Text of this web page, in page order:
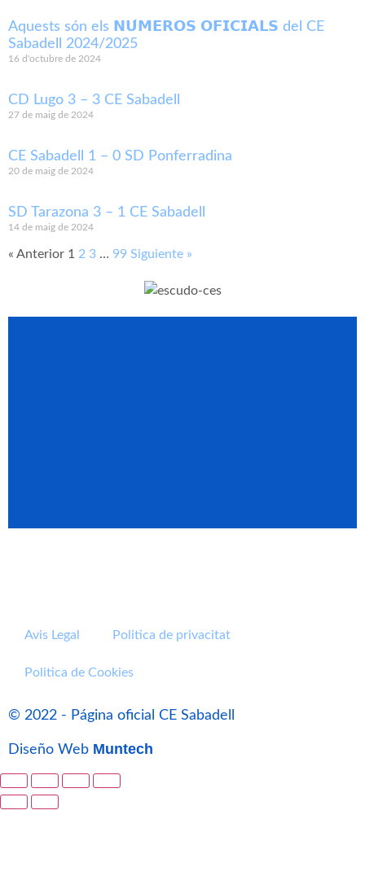
Aquests són els 𝗡𝗨́𝗠𝗘𝗥𝗢𝗦 𝗢𝗙𝗜𝗖𝗜𝗔𝗟𝗦 del CE
Sabadell 2024/2025
16 d'octubre de 2024
CD Lugo 3 – 3 CE Sabadell
27 de maig de 2024
CE Sabadell 1 – 0 SD Ponferradina
20 de maig de 2024
SD Tarazona 3 – 1 CE Sabadell
14 de maig de 2024
« Anterior 1 2 3 … 99 Siguiente »
Avis Legal Politica de privacitat
Politica de Cookies
© 2022 - Página oficial CE Sabadell
Diseño Web Muntech